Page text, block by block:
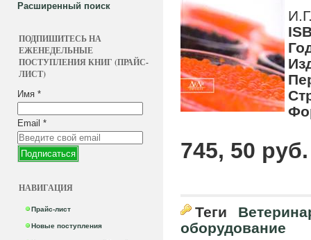
Расширенный поиск
ПОДПИШИТЕСЬ НА
ЕЖЕНЕДЕЛЬНЫЕ
ПОСТУПЛЕНИЯ КНИГ (ПРАЙС-
ЛИСТ)
Имя *
Email *
НАВИГАЦИЯ
Прайс-лист
Новые поступления
745, 50 руб.
Теги
оборудование